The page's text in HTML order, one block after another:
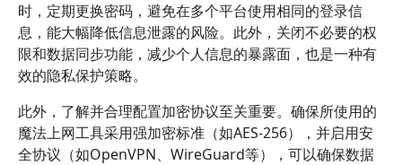
时，定期更换密码，避免在多个平台使用相同的登录信
息，能大幅降低信息泄露的风险。此外，关闭不必要的权
限和数据同步功能，减少个人信息的暴露面，也是一种有
效的隐私保护策略。
此外，了解并合理配置加密协议至关重要。确保所使用的
魔法上网工具采用强加密标准（如AES-256），并启用安
全协议（如OpenVPN、WireGuard等），可以确保数据